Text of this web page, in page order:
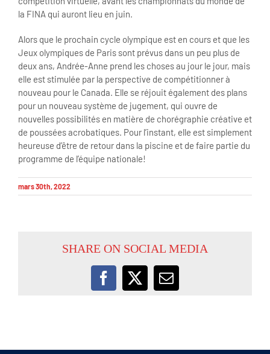
la FINA qui auront lieu en juin.
Alors que le prochain cycle olympique est en cours et que les
Jeux olympiques de Paris sont prévus dans un peu plus de
deux ans, Andrée-Anne prend les choses au jour le jour, mais
elle est stimulée par la perspective de compétitionner à
nouveau pour le Canada. Elle se réjouit également des plans
pour un nouveau système de jugement, qui ouvre de
nouvelles possibilités en matière de chorégraphie créative et
de poussées acrobatiques. Pour l’instant, elle est simplement
heureuse d’être de retour dans la piscine et de faire partie du
programme de l’équipe nationale!
mars 30th, 2022
SHARE ON SOCIAL MEDIA
Facebook
X Email